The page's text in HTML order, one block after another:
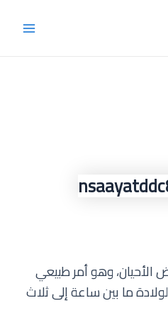
Main
وهو أمر طبيعي
ما بين ساعة إلى ثلاث